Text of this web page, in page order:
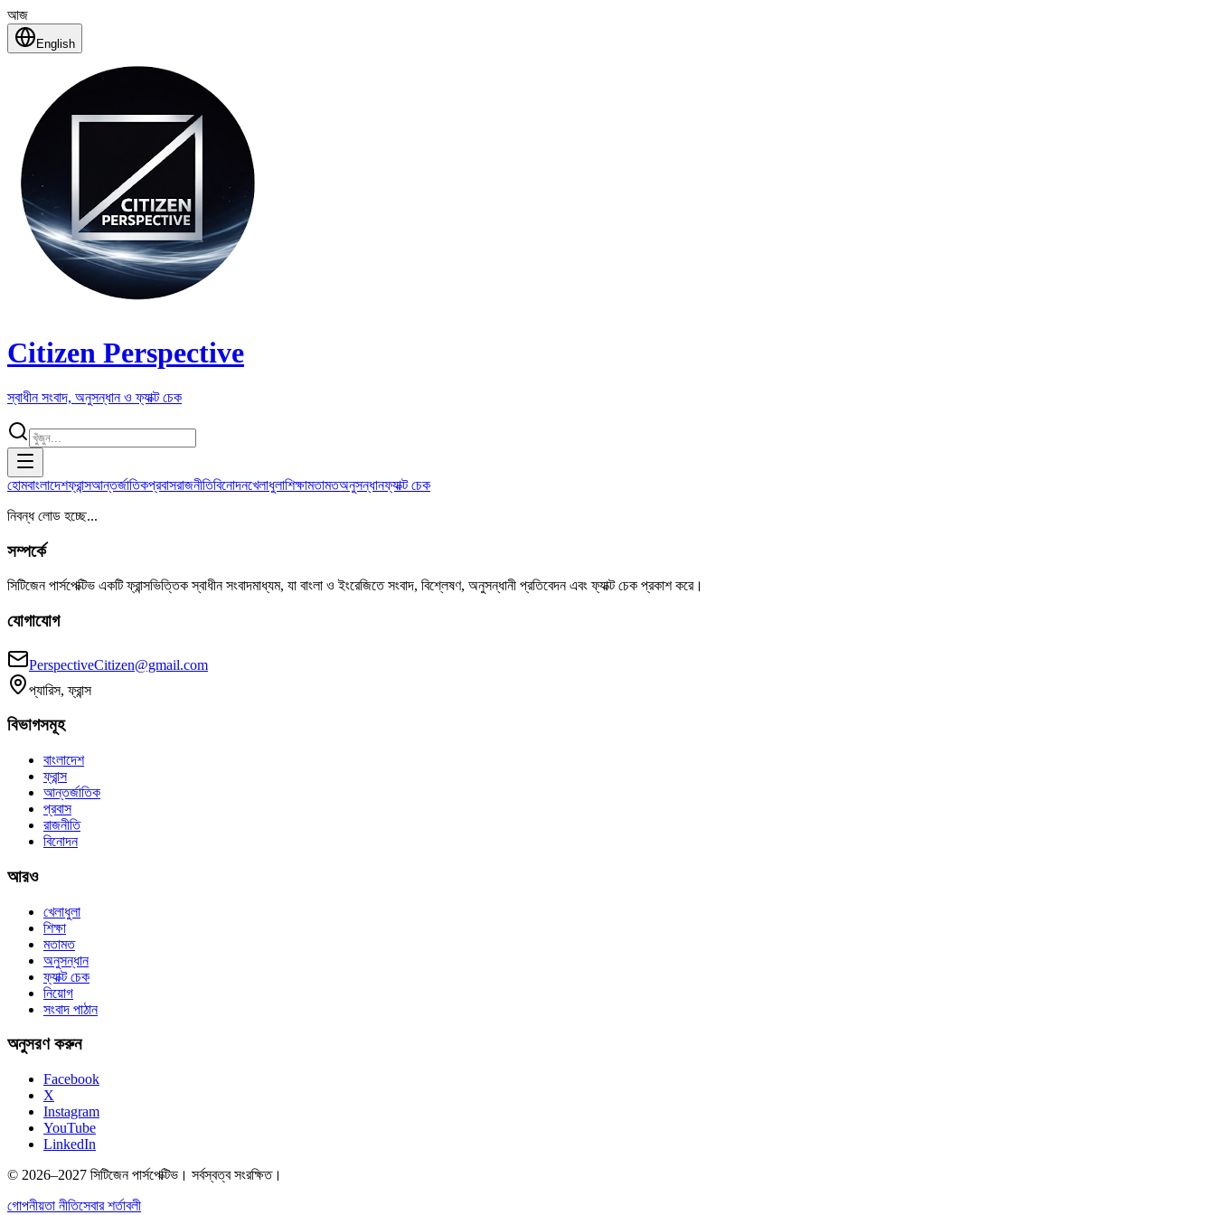
আজ
English
Citizen Perspective
স্বাধীন সংবাদ, অনুসন্ধান ও ফ্যাক্ট চেক
হোমবাংলাদেশফ্রান্সআন্তর্জাতিকপ্রবাসরাজনীতিবিনোদনখেলাধুলাশিক্ষামতামতঅনুসন্ধানফ্যাক্ট চেক
নিবন্ধ লোড হচ্ছে...
সম্পর্কে
সিটিজেন পার্সপেক্টিভ একটি ফ্রান্সভিত্তিক স্বাধীন সংবাদমাধ্যম, যা বাংলা ও ইংরেজিতে সংবাদ, বিশ্লেষণ, অনুসন্ধানী প্রতিবেদন এবং ফ্যাক্ট চেক প্রকাশ করে।
যোগাযোগ
PerspectiveCitizen@gmail.com
প্যারিস, ফ্রান্স
বিভাগসমূহ
বাংলাদেশ
ফ্রান্স
আন্তর্জাতিক
প্রবাস
রাজনীতি
বিনোদন
আরও
খেলাধুলা
শিক্ষা
মতামত
অনুসন্ধান
ফ্যাক্ট চেক
নিয়োগ
সংবাদ পাঠান
অনুসরণ করুন
Facebook
X
Instagram
YouTube
LinkedIn
© 2026–2027 সিটিজেন পার্সপেক্টিভ। সর্বস্বত্ব সংরক্ষিত।
গোপনীয়তা নীতিসেবার শর্তাবলী